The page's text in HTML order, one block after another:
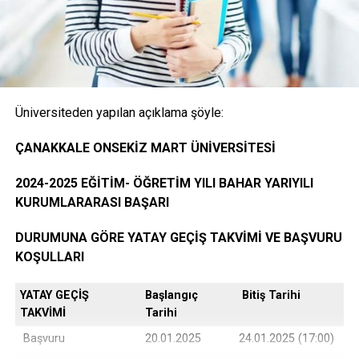
Onaylı Not belgesi (transkript); başvuruda bulunan
öğrencinin ayrılacağı kurumda okuduğu bütün
dersleri ve bu derslerden aldığı notları gösteren
belge.( E-Devlet, Elektronik imza ya da Islak İmzalı)
Öğrencinin yerleştiği yıldaki LYS ve ÖSYS Sonuç
ÖSYM Yerleştirme Belgesi. (İnternet çıktısı)
DGS ile yerleşen öğrencilerin DGS Sonuç belgesi
Üniversiteden yapılan açıklama şöyle:
ÇANAKKALE ONSEKİZ MART ÜNİVERSİTESİ
2024-2025 EĞİTİM- ÖĞRETİM YILI BAHAR YARIYILI
KURUMLARARASI BAŞARI
DURUMUNA GÖRE YATAY GEÇİŞ TAKVİMİ VE BAŞVURU
KOŞULLARI
YATAY GEÇİŞ
TAKVİMİ
Başlangıç
Tarihi
Bitiş Tarihi
Başvuru 20.01.2025
24.01.2025 (17:00)